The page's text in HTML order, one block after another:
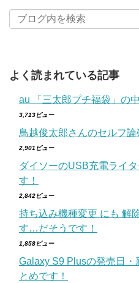
よく読まれている記事
au 「三太郎プチ福袋」の
3,713ビュー
鳥越俊太郎さんのセルフ論
2,901ビュー
ダイソーのUSB充電ライ
す！
2,842ビュー
持ち込み機種変更 にも 解
す…だそうです！
1,858ビュー
Galaxy S9 Plusの発売日・
とめです！